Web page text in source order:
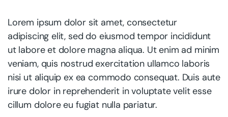
Lorem ipsum dolor sit amet, consectetur
adipiscing elit, sed do eiusmod tempor incididunt
ut labore et dolore magna aliqua. Ut enim ad minim
veniam, quis nostrud exercitation ullamco laboris
nisi ut aliquip ex ea commodo consequat. Duis aute
irure dolor in reprehenderit in voluptate velit esse
cillum dolore eu fugiat nulla pariatur.